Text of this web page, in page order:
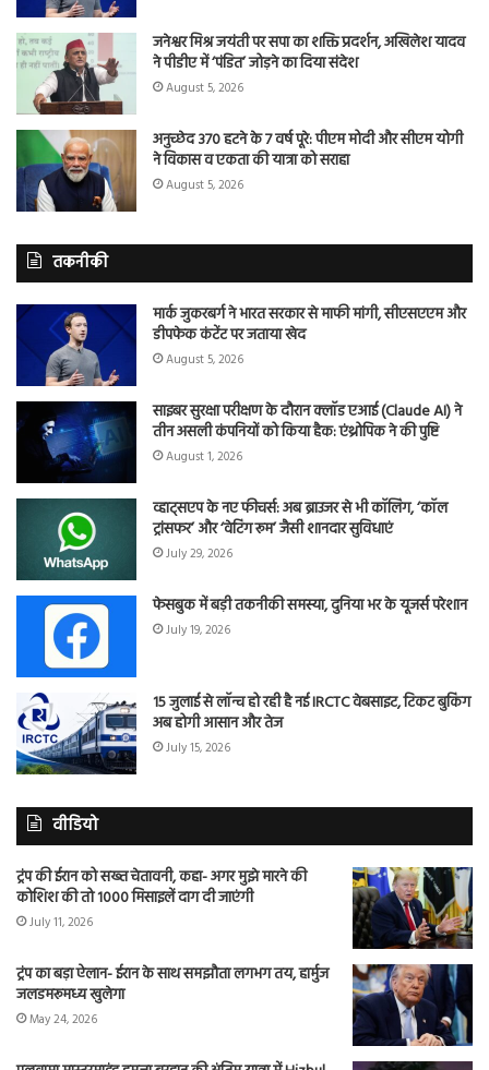
जनेश्वर मिश्र जयंती पर सपा का शक्ति प्रदर्शन, अखिलेश यादव
ने पीडीए में ‘पंडित’ जोड़ने का दिया संदेश
August 5, 2026
अनुच्छेद 370 हटने के 7 वर्ष पूरे: पीएम मोदी और सीएम योगी
ने विकास व एकता की यात्रा को सराहा
August 5, 2026
तकनीकी
मार्क जुकरबर्ग ने भारत सरकार से माफी मांगी, सीएसएएम और
डीपफेक कंटेंट पर जताया खेद
August 5, 2026
साइबर सुरक्षा परीक्षण के दौरान क्लॉड एआई (Claude AI) ने
तीन असली कंपनियों को किया हैक: एंथ्रोपिक ने की पुष्टि
August 1, 2026
व्हाट्सएप के नए फीचर्स: अब ब्राउजर से भी कॉलिंग, ‘कॉल
ट्रांसफर’ और ‘वेटिंग रूम’ जैसी शानदार सुविधाएं
July 29, 2026
फेसबुक में बड़ी तकनीकी समस्या, दुनिया भर के यूजर्स परेशान
July 19, 2026
15 जुलाई से लॉन्च हो रही है नई IRCTC वेबसाइट, टिकट बुकिंग
अब होगी आसान और तेज
July 15, 2026
वीडियो
ट्रंप की ईरान को सख्त चेतावनी, कहा- अगर मुझे मारने की
कोशिश की तो 1000 मिसाइलें दाग दी जाएंगी
July 11, 2026
ट्रंप का बड़ा ऐलान- ईरान के साथ समझौता लगभग तय, हार्मुज
जलडमरूमध्य खुलेगा
May 24, 2026